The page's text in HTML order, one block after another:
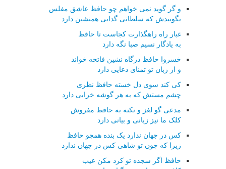
و گر گوید نمی خواهم چو حافظ عاشق مفلس
بگوییدش که سلطانی گدایی همنشین دارد
غبار راه راهگذارت کجاست تا حافظ
به یادگار نسیم صبا نگه دارد
خسروا حافظ درگاه نشین فاتحه خواند
و از زبان تو تمنای دعایی دارد
کی کند سوی دل خسته حافظ نظری
چشم مستش که به هر گوشه خرابی دارد
مدعی گو لغز و نکته به حافظ مفروش
کلک ما نیز زبانی و بیانی دارد
کس در جهان ندارد یک بنده همچو حافظ
زیرا که چون تو شاهی کس در جهان ندارد
حافظ اگر سجده تو کرد مکن عیب